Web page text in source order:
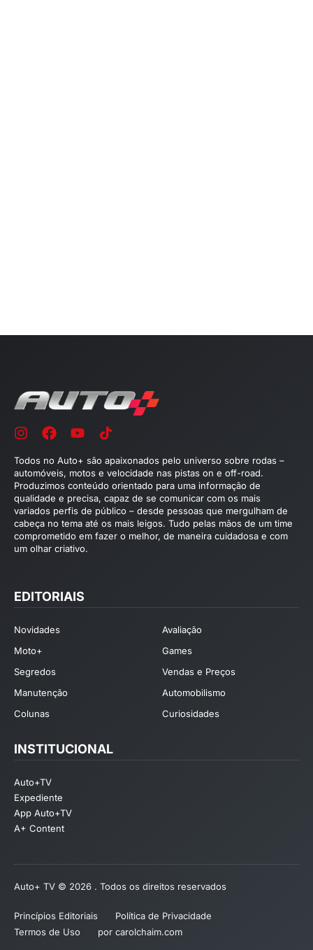
Todos no Auto+ são apaixonados pelo universo sobre rodas –
automóveis, motos e velocidade nas pistas on e off-road.
Produzimos conteúdo orientado para uma informação de
qualidade e precisa, capaz de se comunicar com os mais
variados perfis de público – desde pessoas que mergulham de
cabeça no tema até os mais leigos. Tudo pelas mãos de um time
comprometido em fazer o melhor, de maneira cuidadosa e com
um olhar criativo.
EDITORIAIS
Novidades
Avaliação
Moto+
Games
Segredos
Vendas e Preços
Manutenção
Automobilismo
Colunas
Curiosidades
INSTITUCIONAL
Auto+TV
Expediente
App Auto+TV
A+ Content
Auto+ TV © 2026 . Todos os direitos reservados
Princípios Editoriais
Política de Privacidade
Termos de Uso
por carolchaim.com